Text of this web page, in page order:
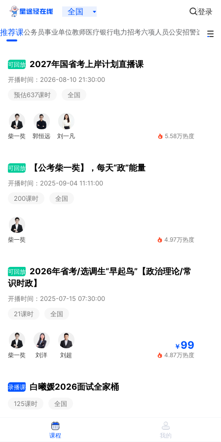
全国 登录
推荐课公务员事业单位教师医疗银行电力招考六项人员公安招警选调生
可回放 2027年国省考上岸计划直播课
开播时间：2026-08-10 21:30:00
预估637课时
全国
柴一奘 郭恒远 刘一凡 5.58万热度
可回放 【公考柴一奘】，每天“政”能量
开播时间：2025-09-04 11:11:00
200课时
全国
柴一奘 4.97万热度
可回放 2026年省考/选调生“早起鸟”【政治理论/常
识时政】
开播时间：2025-07-15 07:30:00
21课时
全国
柴一奘 刘洋 刘超
￥99
4.87万热度
录播课 白曦媛2026面试全家桶
125课时 全国
￥
课程 我的